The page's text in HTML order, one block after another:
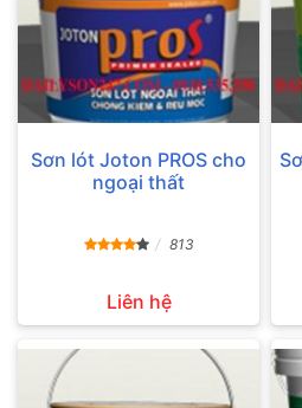
Sơn lót Joton PROS cho
ngoại thất
813
Liên hệ